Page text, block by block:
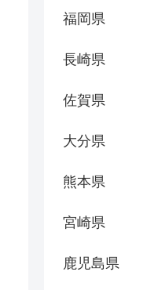
福岡県
長崎県
佐賀県
大分県
熊本県
宮崎県
鹿児島県